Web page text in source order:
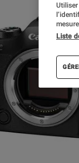
Liste